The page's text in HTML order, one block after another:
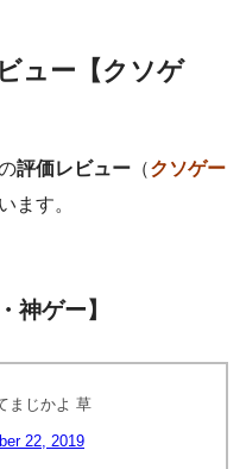
ュー【クソゲ
評価レビュー （クソゲー
ます。
神ゲー】
まじかよ 草
22, 2019